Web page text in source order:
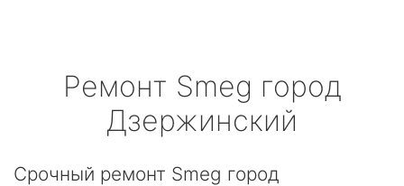
Ремонт Smeg город
Дзержинский
Срочный ремонт Smeg город